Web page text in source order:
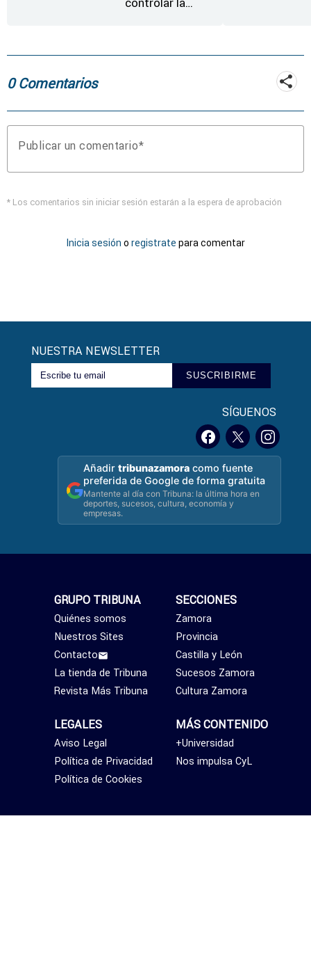
Fermoselle
0 Comentarios
Publicar un comentario
* Los comentarios sin iniciar sesión estarán a la espera de aprobación
Inicia sesión o registrate para comentar
NUESTRA NEWSLETTER
SUSCRIBIRME
SÍGUENOS
Añadirtribunazamora como fuente
preferida de Google de forma gratuita
Mantente al día con Tribuna: la última hora en
deportes, sucesos, cultura, economía y
empresas.
SECCIONES
Zamora
Provincia
Castilla y León
Sucesos Zamora
Cultura Zamora
MÁS CONTENIDO
+Universidad
Nos impulsa CyL
GRUPO TRIBUNA
Quiénes somos
Nuestros Sites
Contacto
La tienda de Tribuna
Revista Más Tribuna
LEGALES
Aviso Legal
Política de Privacidad
Política de Cookies